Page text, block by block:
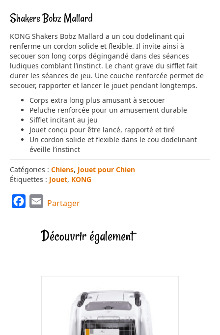
Shakers Bobz Mallard
KONG Shakers Bobz Mallard a un cou dodelinant qui
renferme un cordon solide et flexible. Il invite ainsi à
secouer son long corps dégingandé dans des séances
ludiques comblant l’instinct. Le chant grave du sifflet fait
durer les séances de jeu. Une couche renforcée permet de
secouer, rapporter et lancer le jouet pendant longtemps.
Corps extra long plus amusant à secouer
Peluche renforcée pour un amusement durable
Sifflet incitant au jeu
Jouet conçu pour être lancé, rapporté et tiré
Un cordon solide et flexible dans le cou dodelinant
éveille l’instinct
Catégories : Chiens, Jouet pour Chien
Étiquettes : Jouet, KONG
a
i
Partager
Découvrir également